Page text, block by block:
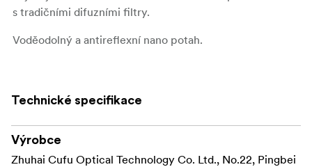
s tradičními difuzními filtry.
Voděodolný a antireflexní nano potah.
Technické specifikace
Výrobce
Zhuhai Cufu Optical Technology Co. Ltd., No.22, Pingbei